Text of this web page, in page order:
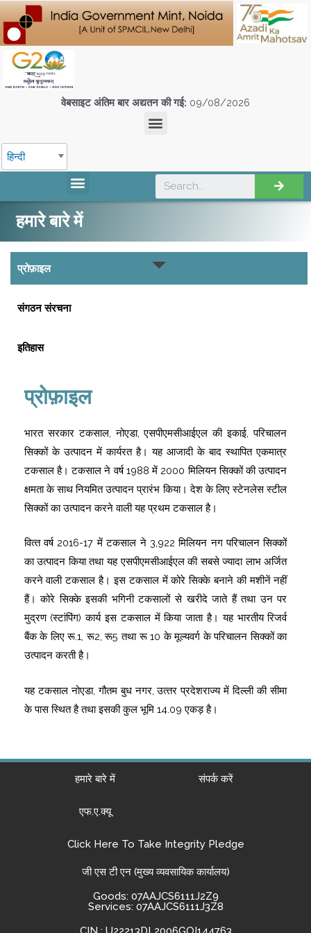
वेबसाइट अंतिम बार अद्यतन की गई: 09/08/2026
हिन्दी
हमारे बारे में
प्रोफ़ाइल
संगठन संरचना
इतिहास
प्रोफ़ाइल
भारत सरकार टकसाल, नोएडा, एसपीएमसीआईएल की इकाई, परिचालन
सिक्‍कों के उत्‍पादन में कार्यरत है। यह आजादी के बाद स्थापित एकमात्र
टकसाल है। टकसाल ने वर्ष 1988 में 2000 मिलियन सिक्कों की उत्पादन
क्षमता के साथ नियमित उत्‍पादन प्रारंभ किया। देश के लिए स्टेनलेस स्टील
सिक्कों का उत्पादन करने वाली यह प्रथम टकसाल है।
वित्‍त वर्ष 2016-17 में टकसाल ने 3,922 मिलियन नग परिचालन सिक्‍कों
का उत्‍पादन किया तथा यह एसपीएमसीआईएल की सबसे ज्‍यादा लाभ अर्जित
करने वाली टकसाल है। इस टकसाल में कोरे सिक्‍के बनाने की मशीनें नहीं
हैं। कोरे सिक्‍के इसकी भगिनी टकसालों से खरीदे जाते हैं तथा उन पर
मुद्रण (स्‍टांपिंग) कार्य इस टकसाल में किया जाता है। यह भारतीय रिजर्व
बैंक के लिए रू.1, रू2, रू5 तथा रू 10 के मूल्‍यवर्ग के परिचालन सिक्‍कों का
उत्‍पादन करती है।
यह टकसाल नोएडा, गौतम बुध नगर, उत्‍तर प्रदेशराज्‍य में दिल्‍ली की सीमा
के पास स्थित है तथा इसकी कुल भूमि 14.09 एकड़ है।
हमारे बारे में संपर्क करें
एफ.ए.क्यू
Click Here To Take Integrity Pledge
जी एस टी एन (मुख्य व्यवसायिक कार्यालय)
Goods: 07AAJCS6111J2Z9
Services: 07AAJCS6111J3Z8